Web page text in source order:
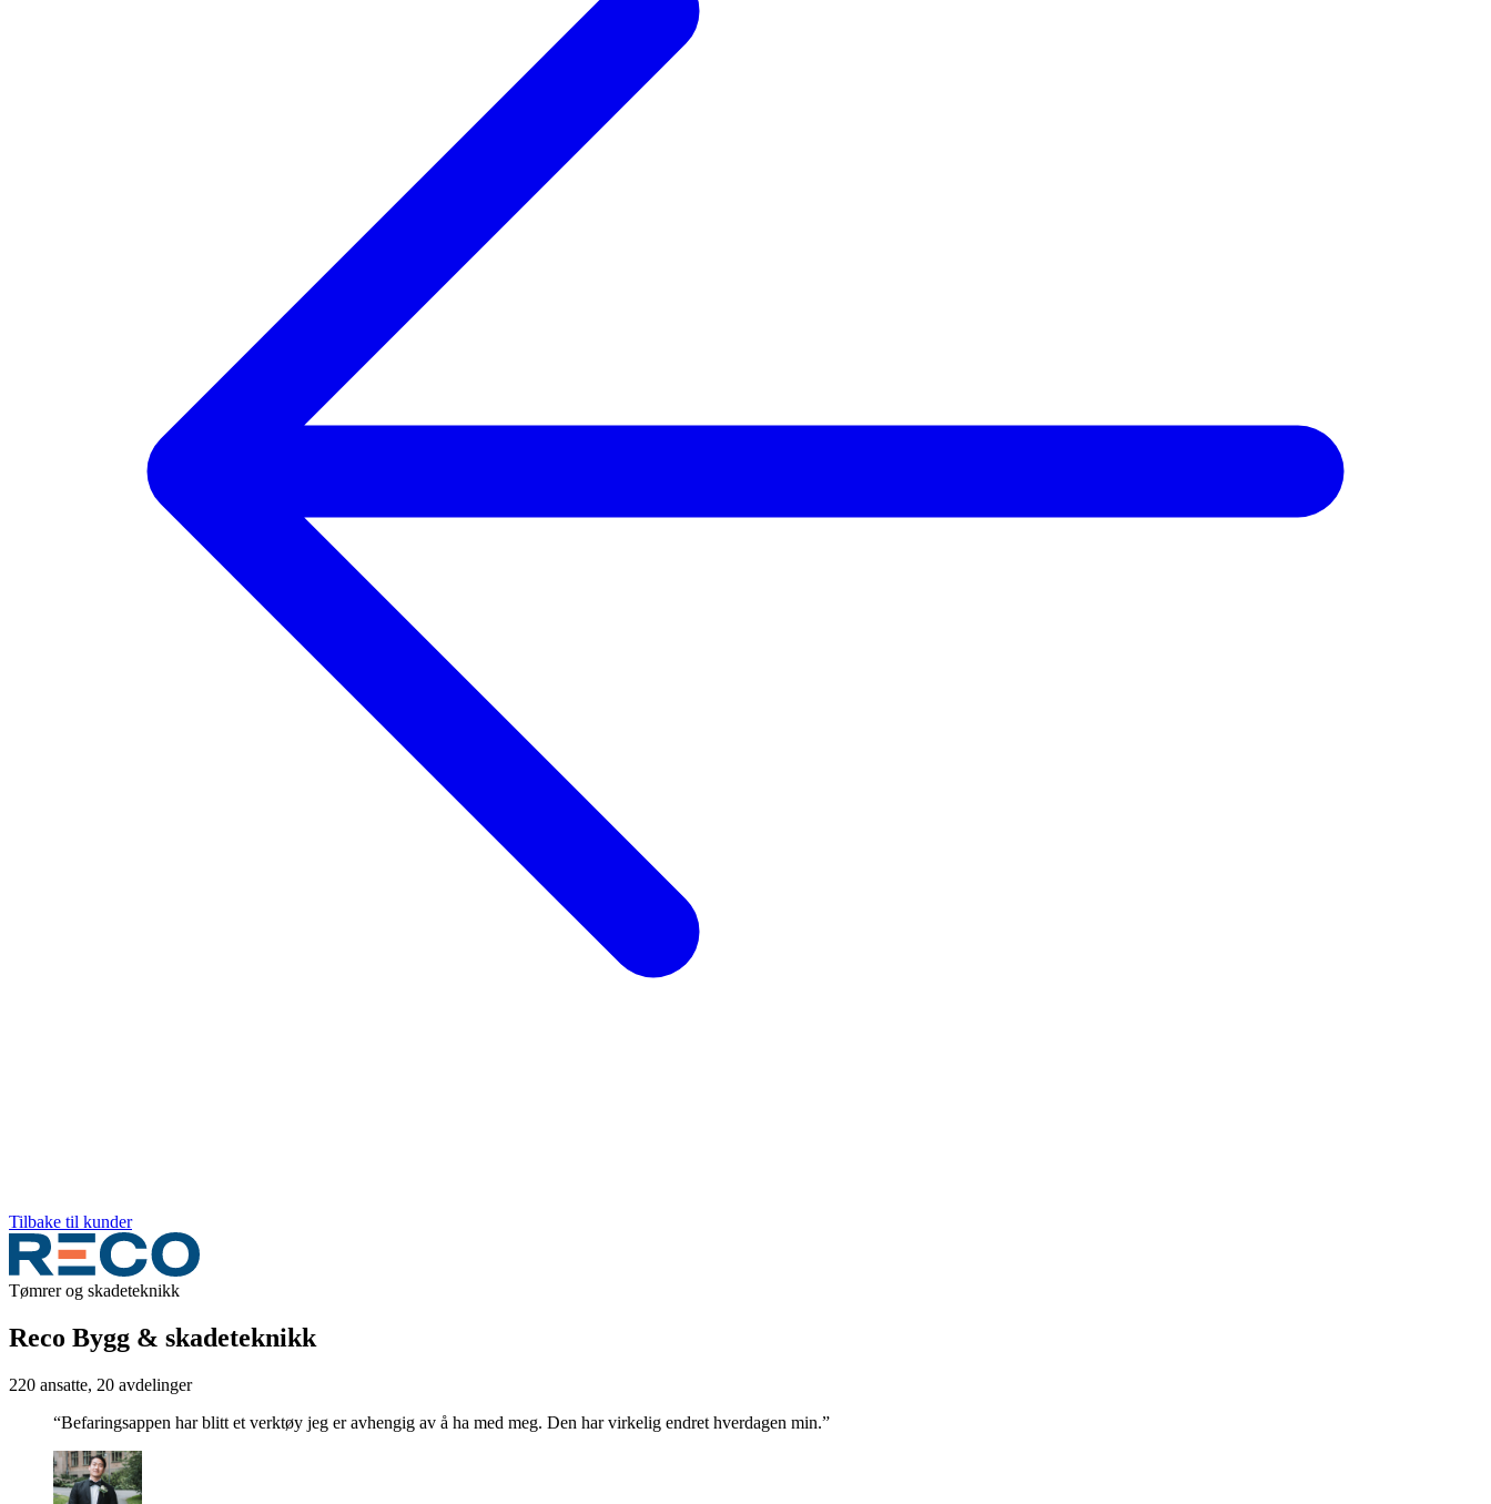
Tilbake til kunder
Tømrer og skadeteknikk
Reco Bygg & skadeteknikk
220 ansatte, 20 avdelinger
“Befaringsappen har blitt et verktøy jeg er avhengig av å ha med meg. Den har virkelig endret hverdagen min.”